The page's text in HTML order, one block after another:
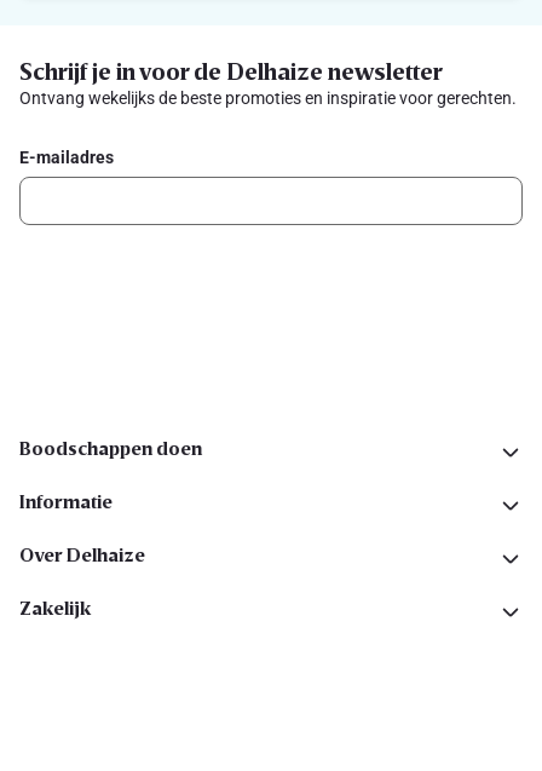
Schrijf je in voor de Delhaize newsletter
Ontvang wekelijks de beste promoties en inspiratie voor gerechten.
E-mailadres
Boodschappen doen
Informatie
Over Delhaize
Zakelijk